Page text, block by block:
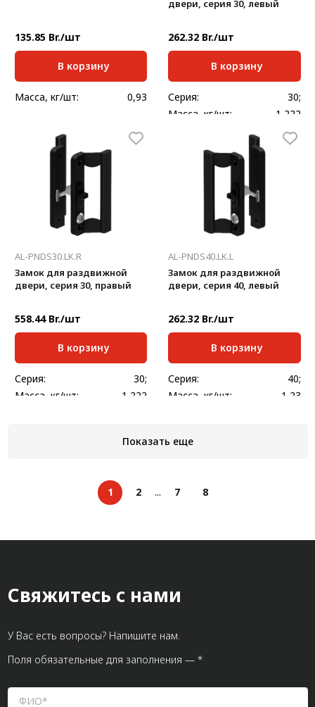
135.85 Br./шт
В корзину
Масса, кг/шт: 0,93
двери, серия 30, левый
262.32 Br./шт
В корзину
Серия:
30;
Масса, кг/шт:
1,222
AL-PNDS30.LK.R
Замок для раздвижной
двери, серия 30, правый
558.44 Br./шт
В корзину
Серия:
30;
Масса, кг/шт:
1,222
AL-PNDS40.LK.L
Замок для раздвижной
двери, серия 40, левый
262.32 Br./шт
В корзину
Серия:
40;
Масса, кг/шт:
1,23
Показать еще
1 2 ... 7 8
Свяжитесь с нами
У Вас есть вопросы? Напишите нам.
Поля обязательные для заполнения — *